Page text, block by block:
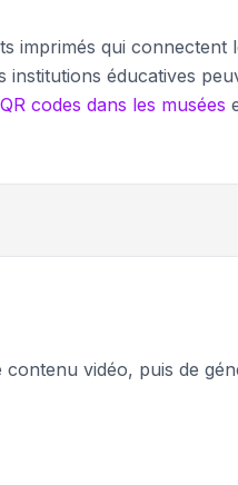
imprimés qui connectent
institutions éducatives
QR codes dans les musées
vidéo, puis de